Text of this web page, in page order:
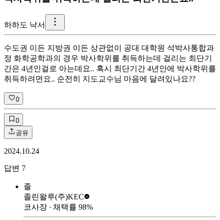
하하도 낙서
수도권 이든 지방권 이든 상관없이 공대 대학원 석박사통합과
정 화학공학과의 경우 박사학위를 취득하는데 걸리는 최단기
간은 4년인걸로 아는데요.. 혹시 최단기간 4년안에 박사학위를
취득하려면요.. 순전히 지도교수님 마음에 달려있나요??
0
0
공유
2024.10.24
답변 7
졸
졸린왈루(주)KEC
코사장 ∙ 채택률 98%